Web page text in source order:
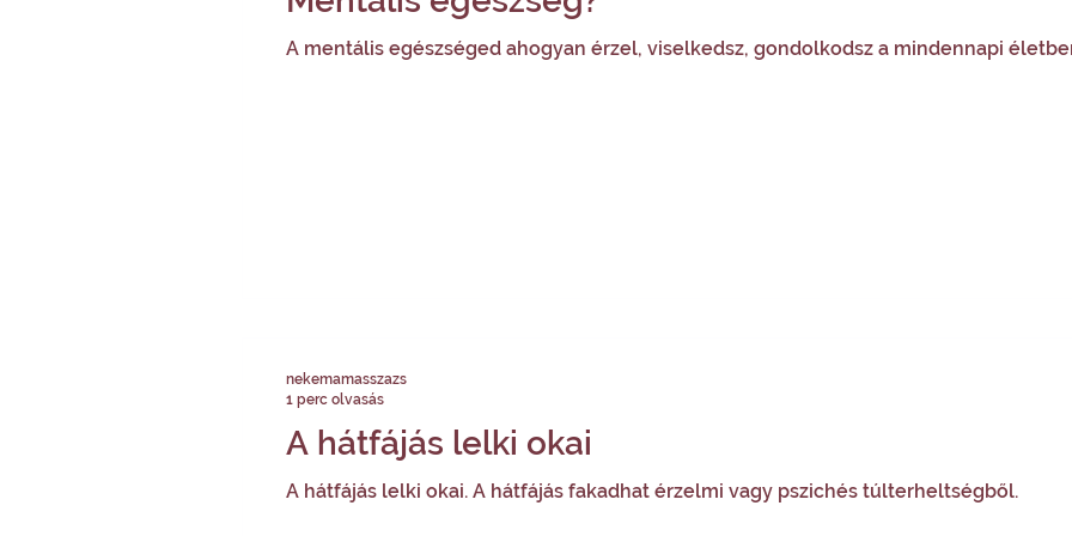
A mentális egészséged ahogyan érzel, viselkedsz, gondolkodsz a mindennapi
A hátfájás lelki okai
A hátfájás lelki okai. A hátfájás fakadhat érzelmi vagy pszichés túlterheltségből.
nekemamasszazs
1 perc olvasás